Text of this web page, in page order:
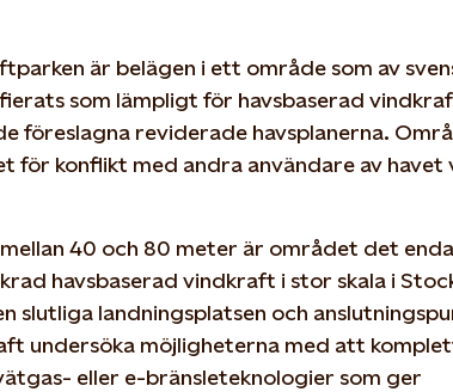
är belägen i ett område som av
som lämpligt för havsbaserad
föreslagna reviderade havsplanerna.
för konflikt med andra användare av havet
40 och 80 meter är området det
havsbaserad vindkraft i stor skala i
slutliga landningsplatsen och
undersöka möjligheterna med att
eller e-bränsleteknologier som ger